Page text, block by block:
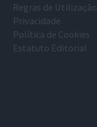
Regras de Utilização
Privacidade
Política de Cookies
Estatuto Editorial